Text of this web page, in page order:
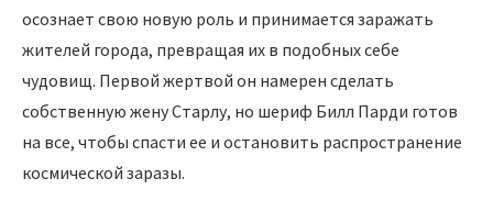
осознает свою новую роль и принимается заражать
жителей города, превращая их в подобных себе
чудовищ. Первой жертвой он намерен сделать
собственную жену Старлу, но шериф Билл Парди готов
на все, чтобы спасти ее и остановить распространение
космической заразы.